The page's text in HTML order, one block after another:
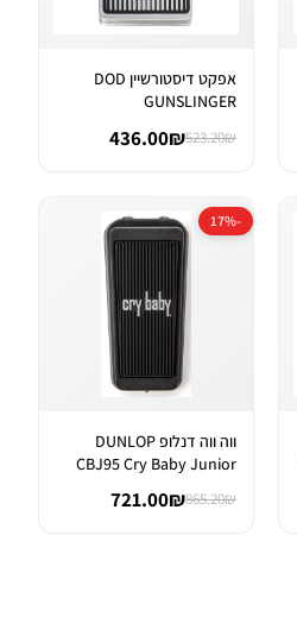
אפקט דיסטורשיין DOD
GUNSLINGER
523.20₪
436.00₪
-17%
ווה ווה דנלופ DUNLOP
CBJ95 Cry Baby Junior
865.20₪
721.00₪